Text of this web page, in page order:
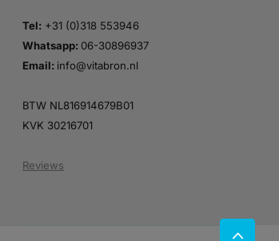
Tel: +31 (0)318 553946
Whatsapp: 06-30896937
Email: info@vitabron.nl
BTW NL816914679B01
KVK 30216701
Reviews